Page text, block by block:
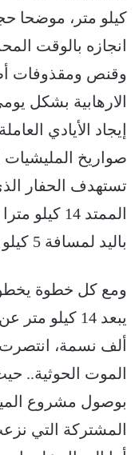
كيلو متر، موضحا
انجازه بالوقت
وقنص ومقذوفات
الارهابية بشكل
إيجاد الأيادي
صواريخ المليشيات
تستهدف الحفار
الممتد 14
باليد لمسافة 5 كيلو متر.
ومع كل خطوة
ألف نسمة، انتصرت
الموت الحوثية..
بوصول مشروع
المشتركة التي